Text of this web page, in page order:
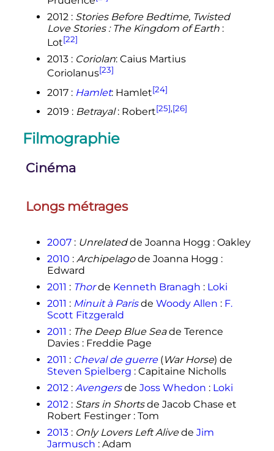
2012 : Stories Before Bedtime, Twisted
Love Stories : The Kingdom of Earth :
Lot[22]
2013 : Coriolan: Caius Martius
Coriolanus[23]
2017 : Hamlet: Hamlet[24]
2019 : Betrayal : Robert[25],[26]
Filmographie
Cinéma
Longs métrages
2007 : Unrelatedde Joanna Hogg : Oakley
2010 : Archipelagode Joanna Hogg :
Edward
2011 : Thorde Kenneth Branagh : Loki
2011 : Minuit à Parisde Woody Allen : F.
Scott Fitzgerald
2011 : The Deep Blue Seade Terence
Davies : Freddie Page
2011 : Cheval de guerre(War Horse) de
Steven Spielberg : Capitaine Nicholls
2012 : Avengersde Joss Whedon : Loki
2012 : Stars in Shortsde Jacob Chase et
Robert Festinger : Tom
2013 : Only Lovers Left Alivede Jim
Jarmusch : Adam